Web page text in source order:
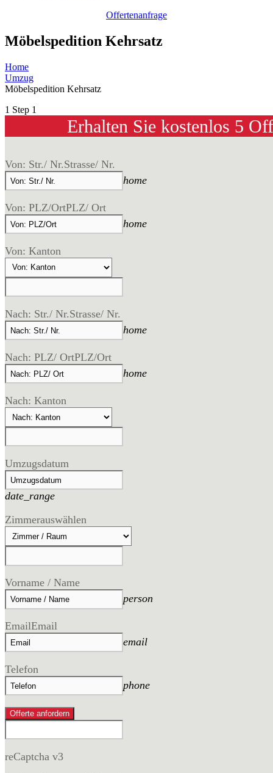
Offertenanfrage
Möbelspedition Kehrsatz
Home
Umzug
Möbelspedition Kehrsatz
1 Step 1
Erhalten Sie kostenlos 5
Von: Str./ Nr.Strasse/ Nr.
home
Von: PLZ/OrtPLZ/ Ort
home
Von: Kanton
Nach: Str./ Nr.Strasse/ Nr.
home
Nach: PLZ/ OrtPLZ/Ort
home
Nach: Kanton
Umzugsdatum
date_range
Zimmerauswählen
Vorname / Name
person
EmailEmail
email
Telefon
phone
Offerte anfordern
reCaptcha v3